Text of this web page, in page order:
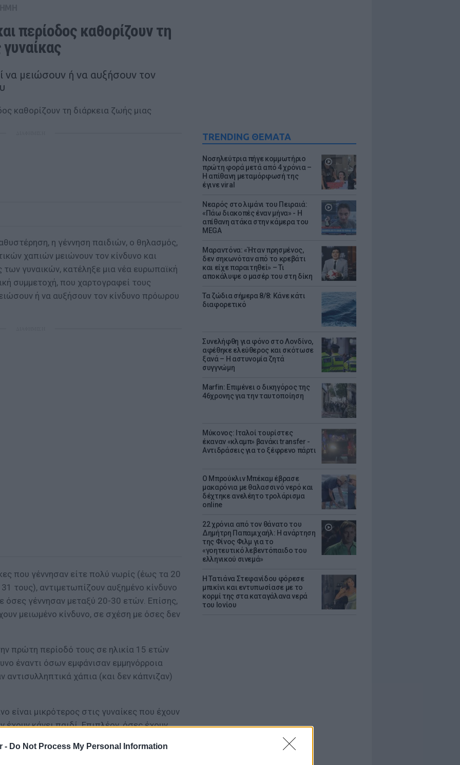
- Do Not Process My Personal Information
TRENDING ΘΕΜΑΤΑ
Νοσηλεύτρια πήγε κομμωτήριο
πρώτη φορά μετά από 4 χρόνια –
Η απίθανη μεταμόρφωσή της
έγινε viral
Νεαρός στο λιμάνι του Πειραιά:
«Πάω διακοπές έναν μήνα» - Η
απίθανη ατάκα στην κάμερα του
MEGA
Μαραντόνα: «Ήταν πρησμένος,
δεν σηκωνόταν από το κρεβάτι
και είχε παραιτηθεί» – Τι
αποκάλυψε ο μασέρ του στη δίκη
Τα ζώδια σήμερα 8/8: Κάνε κάτι
διαφορετικό
Συνελήφθη για φόνο στο Λονδίνο,
αφέθηκε ελεύθερος και σκότωσε
ξανά – Η αστυνομία ζητά
συγγνώμη
Marfin: Επιμένει ο δικηγόρος της
46χρονης για την ταυτοποίηση
Μύκονος: Ιταλοί τουρίστες
έκαναν «κλαμπ» βανάκι transfer -
Αντιδράσεις για το ξέφρενο πάρτι
Ο Μπρούκλιν Μπέκαμ έβρασε
μακαρόνια με θαλασσινό νερό και
δέχτηκε ανελέητο τρολάρισμα
online
22 χρόνια από τον θάνατο του
Δημήτρη Παπαμιχαήλ: Η ανάρτηση
της Φίνος Φιλμ για το
«γοητευτικό λεβεντόπαιδο του
ελληνικού σινεμά»
Η Τατιάνα Στεφανίδου φόρεσε
μπικίνι και εντυπωσίασε με το
κορμί της στα καταγάλανα νερά
του Ιονίου
περίοδος καθορίζουν τη
να μειώσουν ή να αυξήσουν τον
η γέννηση παιδιών, ο θηλασμός,
χαπιών μειώνουν τον κίνδυνο και
γυναικών, κατέληξε μια νέα ευρωπαϊκή
συμμετοχή, που χαρτογραφεί τους
ή να αυξήσουν τον κίνδυνο πρόωρου
που γέννησαν είτε πολύ νωρίς (έως τα 20
τους), αντιμετωπίζουν αυξημένο κίνδυνο
γέννησαν μεταξύ 20-30 ετών. Επίσης,
μειωμένο κίνδυνο, σε σχέση με όσες δεν
πρώτη περίοδό τους σε ηλικία 15 ετών
έναντι όσων εμφάνισαν εμμηνόρροια
αντισυλληπτικά χάπια (και δεν κάπνιζαν)
είναι μικρότερος στις γυναίκες που έχουν
έχουν κάνει παιδί. Επιπλέον, όσες έχουν
κινδυνεύουν λιγότερο σε σχέση με